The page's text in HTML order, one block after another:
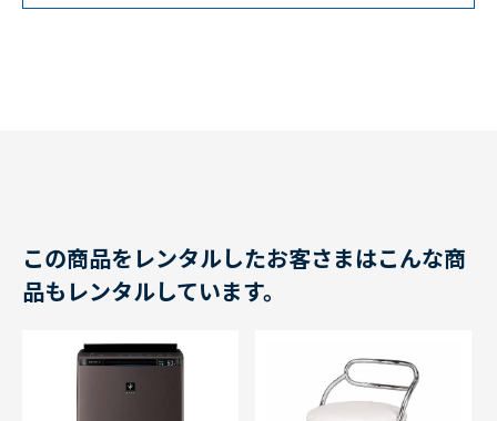
この商品をレンタルしたお客さまはこんな商
品もレンタルしています。